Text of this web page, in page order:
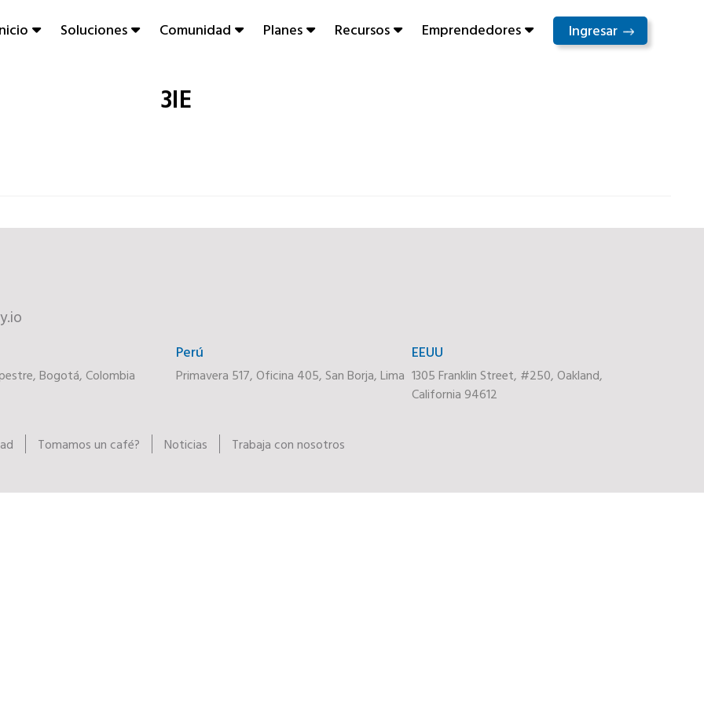
Soluciones Comunidad Planes Recursos Emprendedores Ingresar
3IE
Bogotá, Colombia
Perú
Primavera 517, Oficina 405, San Borja, Lima
EEUU
1305 Franklin Street, #250, Oakland,
California 94612
Tomamos un café? Noticias Trabaja con nosotros